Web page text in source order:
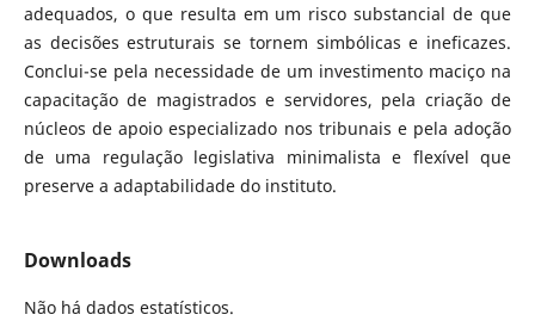
adequados, o que resulta em um risco substancial de que
as decisões estruturais se tornem simbólicas e ineficazes.
Conclui-se pela necessidade de um investimento maciço na
capacitação de magistrados e servidores, pela criação de
núcleos de apoio especializado nos tribunais e pela adoção
de uma regulação legislativa minimalista e flexível que
preserve a adaptabilidade do instituto.
Downloads
Não há dados estatísticos.